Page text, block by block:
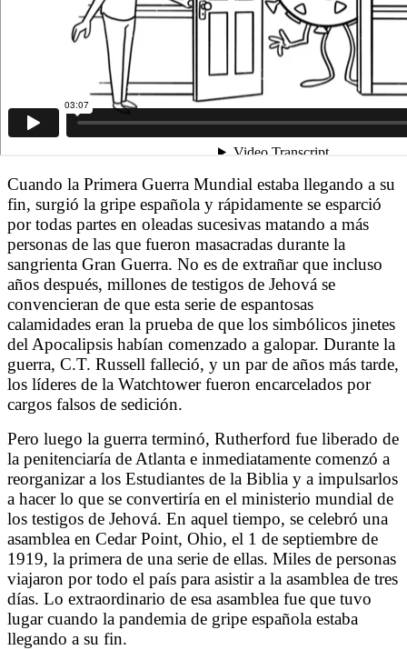
Cuando la Primera Guerra Mundial estaba llegando a su
fin, surgió la gripe española y rápidamente se esparció
por todas partes en oleadas sucesivas matando a más
personas de las que fueron masacradas durante la
sangrienta Gran Guerra. No es de extrañar que incluso
años después, millones de testigos de Jehová se
convencieran de que esta serie de espantosas
calamidades eran la prueba de que los simbólicos jinetes
del Apocalipsis habían comenzado a galopar. Durante la
guerra, C.T. Russell falleció, y un par de años más tarde,
los líderes de la Watchtower fueron encarcelados por
cargos falsos de sedición.
Pero luego la guerra terminó, Rutherford fue liberado de
la penitenciaría de Atlanta e inmediatamente comenzó a
reorganizar a los Estudiantes de la Biblia y a impulsarlos
a hacer lo que se convertiría en el ministerio mundial de
los testigos de Jehová. En aquel tiempo, se celebró una
asamblea en Cedar Point, Ohio, el 1 de septiembre de
1919, la primera de una serie de ellas. Miles de personas
viajaron por todo el país para asistir a la asamblea de tres
días. Lo extraordinario de esa asamblea fue que tuvo
lugar cuando la pandemia de gripe española estaba
llegando a su fin.